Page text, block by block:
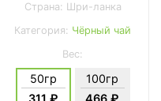
Страна: Шри-ланка
Категория: Чёрный чай
Вес:
50гр
100гр